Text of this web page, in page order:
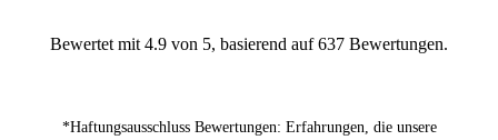
Bewertet mit 4.9 von 5, basierend auf 637 Bewertungen.
*Haftungsausschluss Bewertungen: Erfahrungen, die unsere